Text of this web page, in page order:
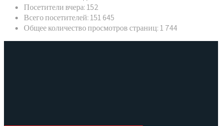
Посетители вчера:152
Всего посетителей:151 645
Общее количество просмотров страниц:1 744